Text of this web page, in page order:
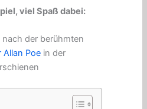
viel Spaß dabei:
nach der berühmten
Allan Poe in der